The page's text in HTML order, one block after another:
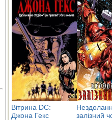
Вітрина DC:
Джона Гекс
залізний